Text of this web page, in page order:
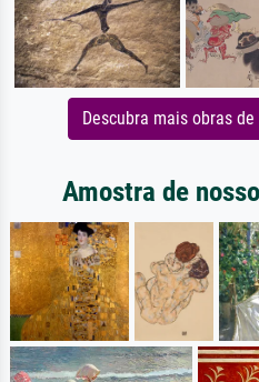
Descubra mais obras
Amostra de